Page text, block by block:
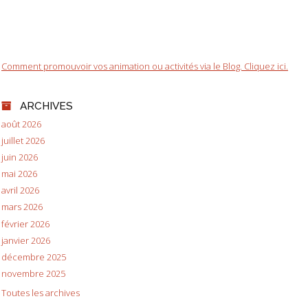
Comment promouvoir vos animation ou activités via le Blog. Cliquez ici.
ARCHIVES
août 2026
juillet 2026
juin 2026
mai 2026
avril 2026
mars 2026
février 2026
janvier 2026
décembre 2025
novembre 2025
Toutes les archives